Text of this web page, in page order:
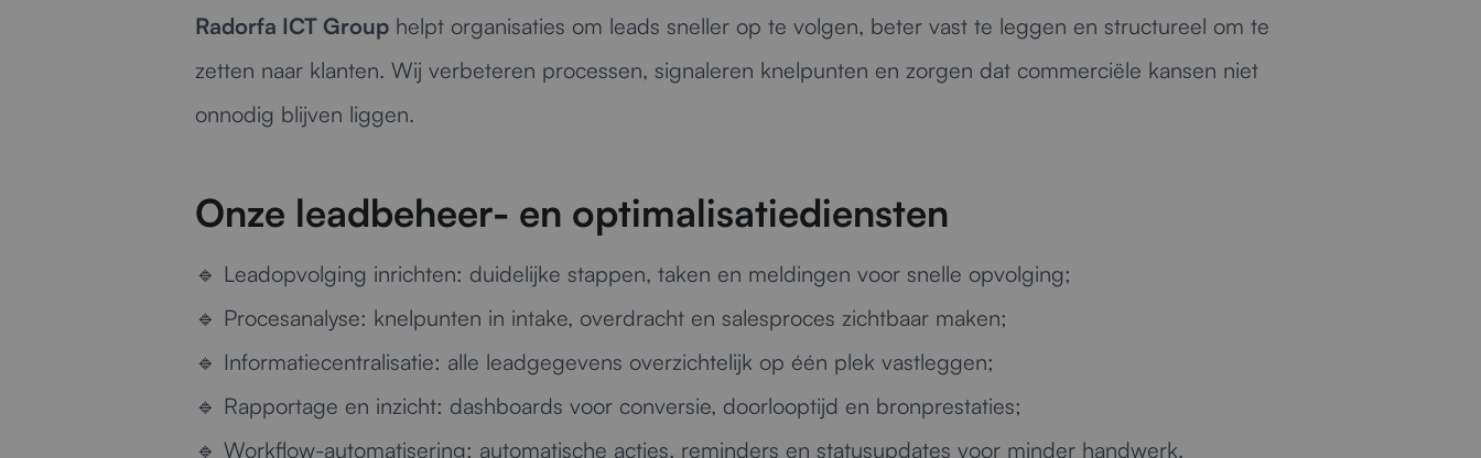
Radorfa ICT Group helpt organisaties om leads sneller op te volgen, beter vast te leggen en structureel om te
zetten naar klanten. Wij verbeteren processen, signaleren knelpunten en zorgen dat commerciële kansen niet
onnodig blijven liggen.
Onze leadbeheer- en optimalisatiediensten
🔹 Leadopvolging inrichten: duidelijke stappen, taken en meldingen voor snelle opvolging;
🔹 Procesanalyse: knelpunten in intake, overdracht en salesproces zichtbaar maken;
🔹 Informatiecentralisatie: alle leadgegevens overzichtelijk op één plek vastleggen;
🔹 Rapportage en inzicht: dashboards voor conversie, doorlooptijd en bronprestaties;
🔹 Workflow-automatisering: automatische acties, reminders en statusupdates voor minder handwerk.